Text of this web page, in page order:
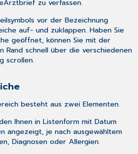
zu verfassen.
vor der Bezeichnung
auf- und zuklappen. Haben Sie
geöffnet, können Sie mit der
Rand schnell über die verschiedenen
scrollen.
besteht aus zwei Elementen.
Ihnen in Listenform mit Datum
angezeigt, je nach ausgewähltem
Diagnosen oder Allergien.